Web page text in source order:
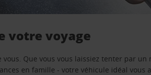
votre voyage
vous. Que vous vous laissiez tenter par
en famille - votre véhicule idéal vous